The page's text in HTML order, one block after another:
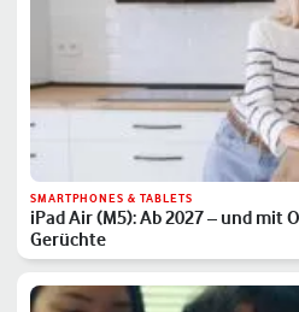
SMARTPHONES & TABLETS
iPad Air (M5): Ab 2027 – und mit
Gerüchte